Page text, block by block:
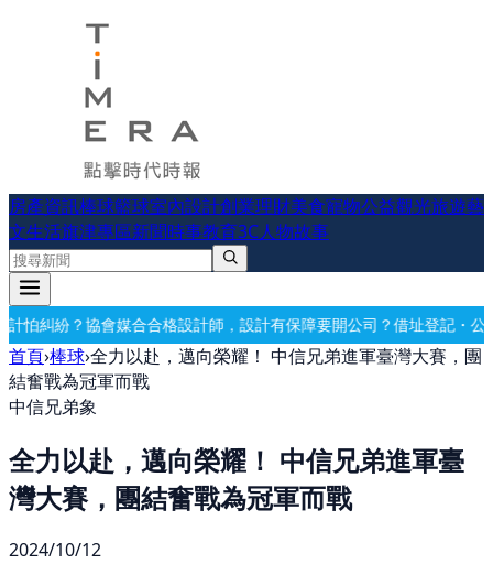
房產資訊棒球籃球室內設計創業理財美食寵物公益觀光旅遊藝
文生活旗津專區新聞時事教育3C人物故事
設計有保障要開公司？借址登記・公司設立・工商登記一次辦好記帳
首頁›棒球›全力以赴，邁向榮耀！ 中信兄弟進軍臺灣大賽，團
結奮戰為冠軍而戰
中信兄弟象
全力以赴，邁向榮耀！ 中信兄弟進軍臺
灣大賽，團結奮戰為冠軍而戰
2024/10/12